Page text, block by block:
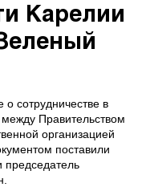
Карелии
сотрудничестве в
Правительством
организацией
поставили
председатель